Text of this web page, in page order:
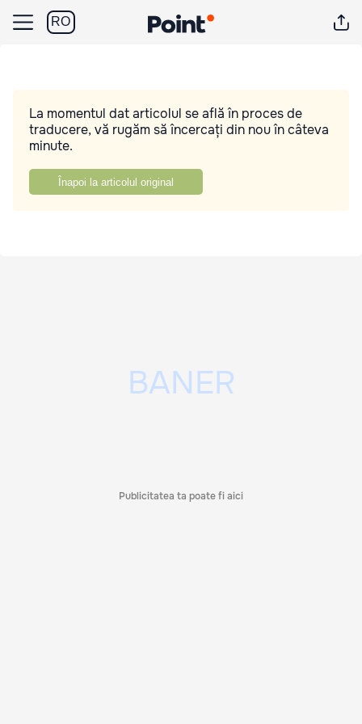
RO
La momentul dat articolul se află în proces de
traducere, vă rugăm să încercați din nou în câteva
minute.
Înapoi la articolul original
Publicitatea ta poate fi aici